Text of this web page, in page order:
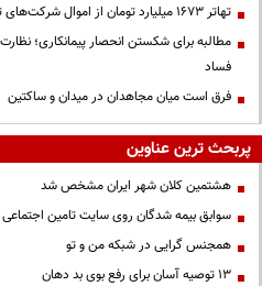
تهاتر ۱۶۷۳ میلیارد تومان از اموال شرکت‌های تراستی
مطالبه برای شکستن انحصار پیمانکاری؛ نظارت
فساد
فرق است میان مجاهدان در میدان و ساکتین
پربحث ترین عناوین
هشتمین کلان شهر ایران مشخص شد
سوابق بیمه شدگان روی سایت تامین اجتماعی
همجنس گرایی در شبکه من و تو
13 توصیه آسان برای رفع بوی بد دهان